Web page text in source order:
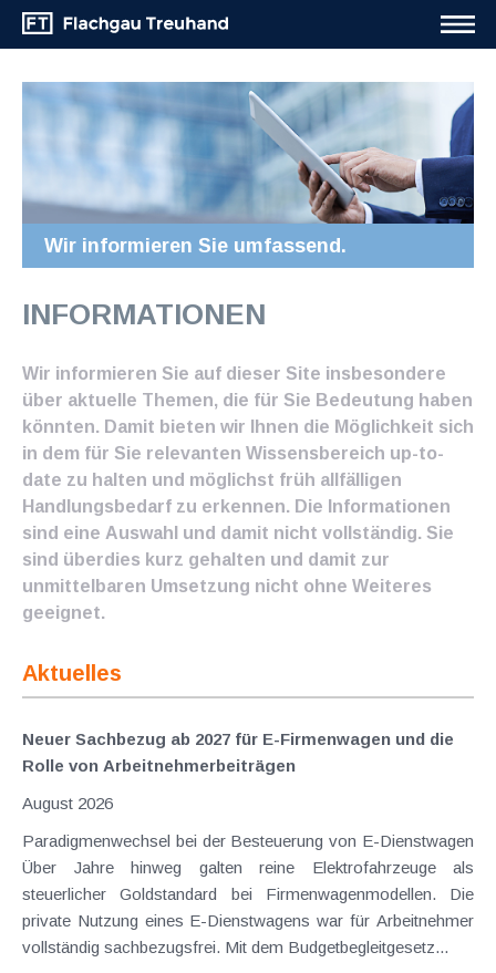
Wir informieren Sie umfassend.
INFORMATIONEN
Wir informieren Sie auf dieser Site insbesondere
über aktuelle Themen, die für Sie Bedeutung haben
könnten. Damit bieten wir Ihnen die Möglichkeit sich
in dem für Sie relevanten Wissensbereich up-to-
date zu halten und möglichst früh allfälligen
Handlungsbedarf zu erkennen. Die Informationen
sind eine Auswahl und damit nicht vollständig. Sie
sind überdies kurz gehalten und damit zur
unmittelbaren Umsetzung nicht ohne Weiteres
geeignet.
Aktuelles
Neuer Sachbezug ab 2027 für E-Firmenwagen und die
Rolle von Arbeitnehmer​­beiträgen
August 2026
Paradigmenwechsel bei der Besteuerung von E-Dienstwagen
Über Jahre hinweg galten reine Elektrofahrzeuge als
steuerlicher Goldstandard bei Firmenwagenmodellen. Die
private Nutzung eines E-Dienstwagens war für Arbeitnehmer
vollständig sachbezugsfrei. Mit dem Budgetbegleitgesetz...